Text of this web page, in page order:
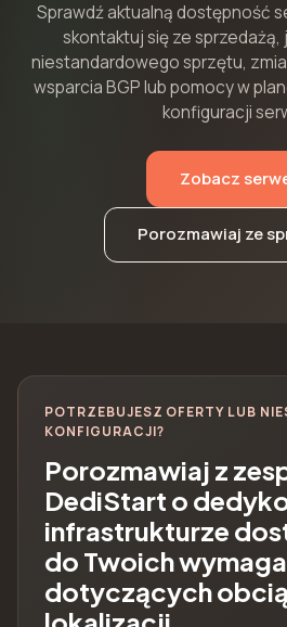
Sprawdź aktualną dostępność
skontaktuj się ze
niestandardowego sprzętu,
wsparcia BGP lub pomocy w
konfiguracji
Zobacz
Porozmawiaj ze
POTRZEBUJESZ OFERTY LUB
KONFIGURACJI?
Porozmawiaj z
DediStart o
infrastrukturze
do Twoich
dotyczących